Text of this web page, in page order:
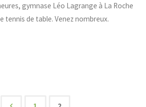
gymnase Léo Lagrange à La Roche
tennis de table. Venez nombreux.